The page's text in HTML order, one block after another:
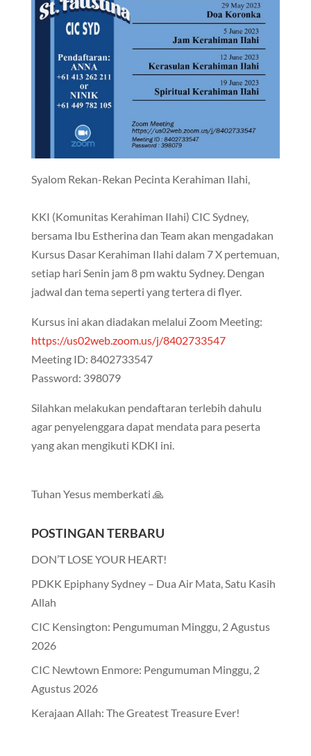
Syalom Rekan-Rekan Pecinta Kerahiman Ilahi,
KKI (Komunitas Kerahiman Ilahi) CIC Sydney,
bersama Ibu Estherina dan Team akan mengadakan
Kursus Dasar Kerahiman Ilahi dalam 7 X pertemuan,
setiap hari Senin jam 8 pm waktu Sydney. Dengan
jadwal dan tema seperti yang tertera di flyer.
Kursus ini akan diadakan melalui Zoom Meeting:
https://us02web.zoom.us/j/8402733547
Meeting ID: 8402733547
Password: 398079
Silahkan melakukan pendaftaran terlebih dahulu
agar penyelenggara dapat mendata para peserta
yang akan mengikuti KDKI ini.
Tuhan Yesus memberkati 🙏
POSTINGAN TERBARU
DON’T LOSE YOUR HEART!
PDKK Epiphany Sydney – Dua Air Mata, Satu Kasih
Allah
CIC Kensington: Pengumuman Minggu, 2 Agustus
2026
CIC Newtown Enmore: Pengumuman Minggu, 2
Agustus 2026
Kerajaan Allah: The Greatest Treasure Ever!